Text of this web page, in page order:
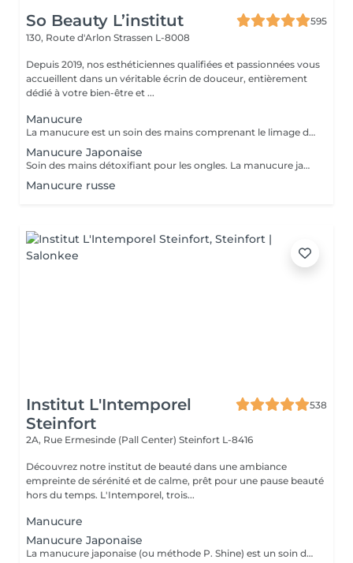
So Beauty L’institut
595
130, Route d'Arlon Strassen L-8008
Depuis 2019, nos esthéticiennes qualifiées et passionnées vous
accueillent dans un véritable écrin de douceur, entièrement
dédié à votre bien-être et ...
Manucure
La manucure est un soin des mains comprenant le limage des ongles, la pousse et la coupe des cuticules, gommage, massage avec crème de soin et application d'un vernis transparent si désiré.
Manucure Japonaise
Soin des mains détoxifiant pour les ongles. La manucure japonaise consiste à polir et nettoyer les ongles en profondeur pour ensuite les nourrir avec une pâte à base de cire d'abeille qui va oxygéner l'ongle. L'ongle ressort brillant naturellement et pour une durée de 3 semaines. Comprend le limage des ongles, la pousse et la coupe des cuticules, polissage, application de la pâte à base de cire d'abeille et de la poudre fixante, gommage, massage avec crème de soin et application d'un vernis transparent si désiré.
Manucure russe
Institut L'Intemporel
Steinfort
538
2A, Rue Ermesinde (Pall Center) Steinfort L-8416
Découvrez notre institut de beauté dans une ambiance
empreinte de sérénité et de calme, prêt pour une pause beauté
hors du temps. L'Intemporel, trois...
Manucure
Manucure Japonaise
La manucure japonaise (ou méthode P. Shine) est un soin de beauté naturel et ancestral visant à renforcer, nourrir et faire briller les ongles sans vernis ni gel. En utilisant des produits naturels comme la cire d'abeille, des minéraux, et de la poudre de perle, elle rend les ongles sains, forts et brillants avec un effet miroir, idéal pour réparer les ongles abîmés (après gel ou semi-permanent, grossesse...). Convient aux ongles naturels fragiles, mous, cassants ou dédoublés, mais aussi simplement pour offrir une période de repos et de soin aux ongles. Possible en cure : 5 + 1 gratuite ou 10 + 2 gratuites